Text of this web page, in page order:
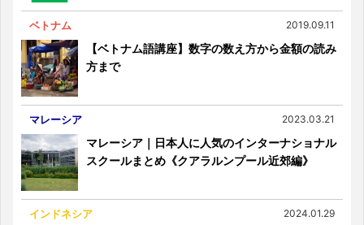
ベトナム 2019.09.11
【ベトナム語講座】数字の数え方から金額の読み
方まで
マレーシア 2023.03.21
マレーシア｜日本人に人気のインターナショナル
スクールまとめ《クアラルンプール近郊編》
インドネシア 2024.01.29